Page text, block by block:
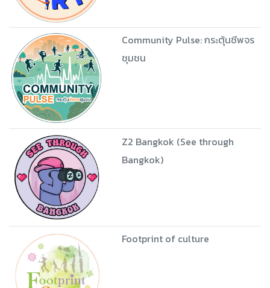
Community Pulse: กระตุ้นชีพจร
ชุมชน
Z2 Bangkok (See through
Bangkok)
Footprint of culture